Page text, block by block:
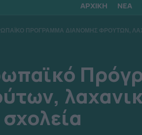
ΑΡΧΙΚΗ ΝΕΑ
ΠΡΟΓΡΑΜΜΑ ΔΙΑΝΟΜΗΣ ΦΡΟΥΤΩΝ,